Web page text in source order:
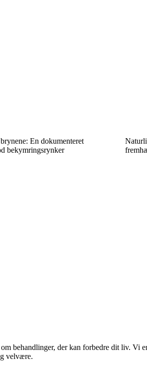
En dokumenteret
bekymringsrynker
behandlinger, der kan forbedre dit liv. Vi
velvære.